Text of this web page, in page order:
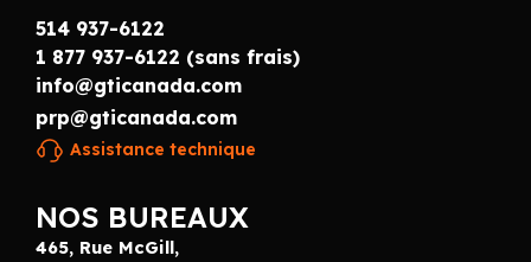
514 937-6122
1 877 937-6122 (sans frais)
info@gticanada.com
prp@gticanada.com
Assistance technique
NOS BUREAUX
465, Rue McGill,